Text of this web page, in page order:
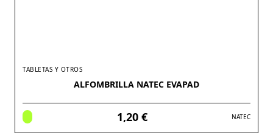
TABLETAS Y OTROS
ALFOMBRILLA NATEC EVAPAD
1,20 € NATEC